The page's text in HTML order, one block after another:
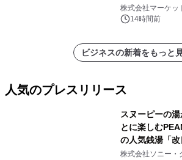
株式会社マーケッ
14時間前
ビジネスの新着をもっと
人気のプレスリリース
スヌーピーの
とに楽しむ
の人気銭湯「
ラボレーショ
株式会社ソニー・